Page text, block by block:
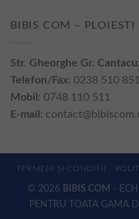
BIBIS COM – PLOIESTI
Str. Gheorghe Gr.
Telefon/Fax: 0238 510 851
Mobil : 0748 110 511
E-mail :
TERMENI SI CONDITII
© 2026 BIBIS COM -
PENTRU TOATA GAMA